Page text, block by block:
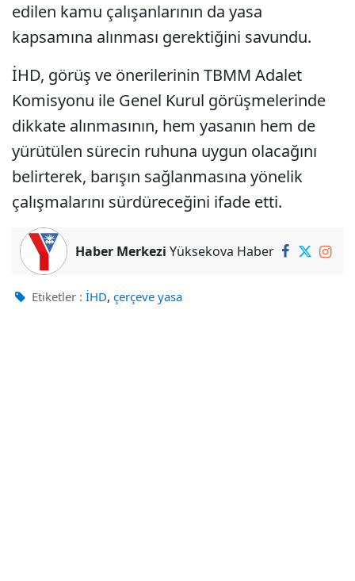
edilen kamu çalışanlarının da yasa
kapsamına alınması gerektiğini savundu.
İHD, görüş ve önerilerinin TBMM Adalet
Komisyonu ile Genel Kurul görüşmelerinde
dikkate alınmasının, hem yasanın hem de
yürütülen sürecin ruhuna uygun olacağını
belirterek, barışın sağlanmasına yönelik
çalışmalarını sürdüreceğini ifade etti.
Haber Merkezi Yüksekova Haber
Etiketler : İHD, çerçeve yasa